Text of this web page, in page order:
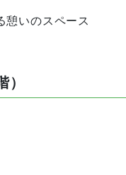
憩いのスペース